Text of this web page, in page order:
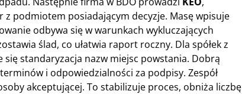
z podmiotem posiadającym decyzje. Masę wpisuje
odbywa się w warunkach wykluczających
ślad, co ułatwia raport roczny. Dla spółek z
standaryzacja nazw miejsc powstania. Dobrą
i odpowiedzialności za podpisy. Zespół
akceptującej. To stabilizuje proces, obniża liczbę